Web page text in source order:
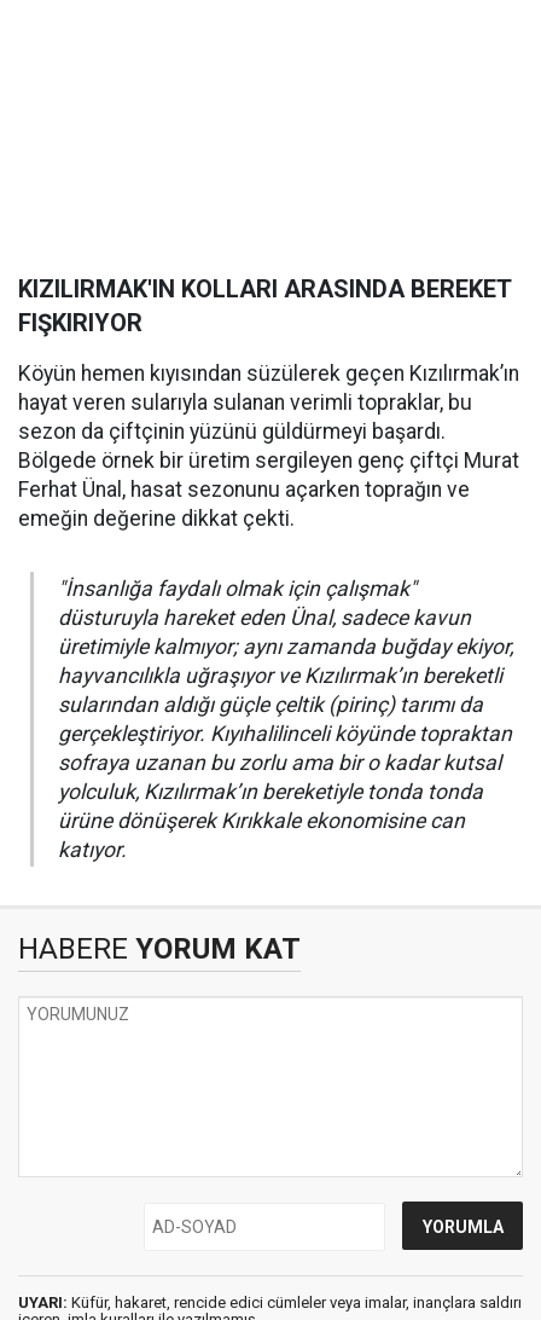
KIZILIRMAK'IN KOLLARI ARASINDA BEREKET
FIŞKIRIYOR
Köyün hemen kıyısından süzülerek geçen Kızılırmak’ın
hayat veren sularıyla sulanan verimli topraklar, bu
sezon da çiftçinin yüzünü güldürmeyi başardı.
Bölgede örnek bir üretim sergileyen genç çiftçi Murat
Ferhat Ünal, hasat sezonunu açarken toprağın ve
emeğin değerine dikkat çekti.
"İnsanlığa faydalı olmak için çalışmak"
düsturuyla hareket eden Ünal, sadece kavun
üretimiyle kalmıyor; aynı zamanda buğday ekiyor,
hayvancılıkla uğraşıyor ve Kızılırmak’ın bereketli
sularından aldığı güçle çeltik (pirinç) tarımı da
gerçekleştiriyor. Kıyıhalilinceli köyünde topraktan
sofraya uzanan bu zorlu ama bir o kadar kutsal
yolculuk, Kızılırmak’ın bereketiyle tonda tonda
ürüne dönüşerek Kırıkkale ekonomisine can
katıyor.
HABERE YORUM KAT
UYARI: Küfür, hakaret, rencide edici cümleler veya imalar, inançlara saldırı